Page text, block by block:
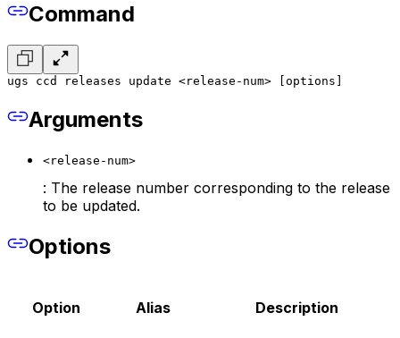
Command
ugs ccd releases update <release-num> [options]
Arguments
<release-num>
: The release number corresponding to the release
to be updated.
Options
Option Alias Description